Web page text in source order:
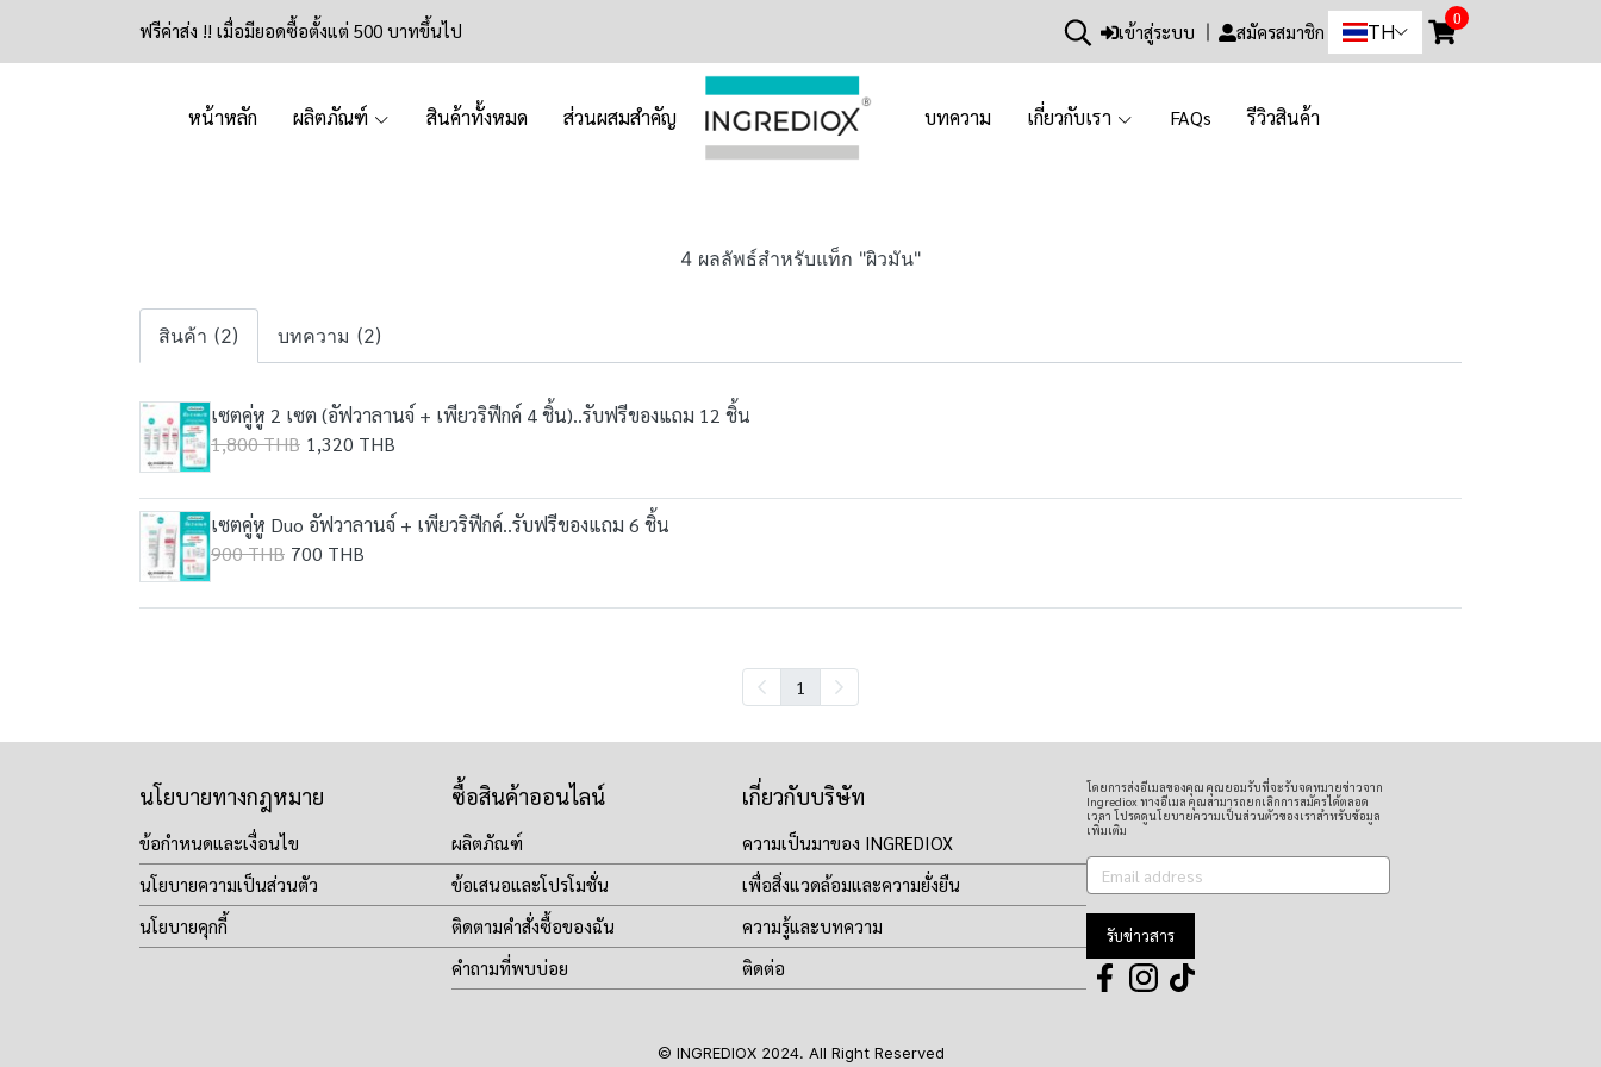
ฟรีค่าส่ง !! เมื่อมียอดซื้อตั้งแต่ 500 บาทขึ้นไป เข้าสู่ระบบ สมัครสมาชิก TH
0
หน้าหลัก ผลิตภัณฑ์ สินค้าทั้งหมด ส่วนผสมสำคัญ บทความ เกี่ยวกับเรา FAQs รีวิวสินค้า
4 ผลลัพธ์สำหรับแท็ก "ผิวมัน"
สินค้า (2) บทความ (2)
เซตคู่หู 2 เซต (อัฟวาลานจ์ + เพียวริฟีกค์ 4 ชิ้น)..รับฟรีของแถม 12 ชิ้น
1,800 THB 1,320 THB
เซตคู่หู Duo อัฟวาลานจ์ + เพียวริฟีกค์..รับฟรีของแถม 6 ชิ้น
900 THB 700 THB
1
นโยบายทางกฎหมาย
ข้อกำหนดและเงื่อนไข
นโยบายความเป็นส่วนตัว
นโยบายคุกกี้
ซื้อสินค้าออนไลน์
ผลิตภัณฑ์
ข้อเสนอและโปรโมชั่น
ติดตามคำสั่งซื้อของฉัน
คำถามที่พบบ่อย
เกี่ยวกับบริษัท
ความเป็นมาของ INGREDIOX
เพื่อสิ่งแวดล้อมและความยั่งยืน
ความรู้และบทความ
ติดต่อ
โดยการส่งอีเมลของคุณ คุณยอมรับที่จะรับจดหมายข่าวจาก
Ingrediox ทางอีเมล คุณสามารถยกเลิกการสมัครได้ตลอด
เวลา โปรดดูนโยบายความเป็นส่วนตัวของเราสำหรับข้อมูล
เพิ่มเติม
รับข่าวสาร
© INGREDIOX 2024. All Right Reserved